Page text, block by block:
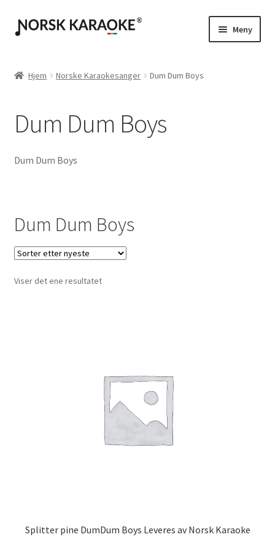
Hopp
til
Hopp
til
Meny
Hjem Norske Karaokesanger Dum Dum Boys
Dum Dum Boys
Dum Dum Boys
Dum Dum Boys
Viser det ene resultatet
Splitter pine DumDum Boys Leveres av Norsk Karaoke